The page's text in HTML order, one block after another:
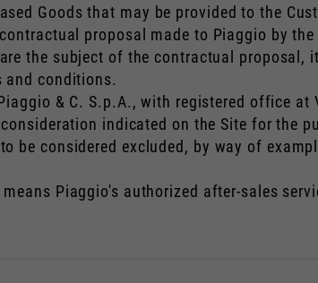
Goods that may be provided to the
proposal made to Piaggio by
the subject of the contractual proposal,
conditions.
& C. S.p.A., with registered office at
indicated on the Site for the
be considered excluded, by way of
Piaggio's authorized after-sales